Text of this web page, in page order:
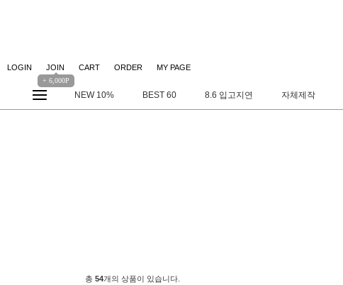
LOGIN JOIN
+ 6,000P
CART ORDER MY PAGE
NEW 10% BEST 60 8.6 입고지연 자체제작
총 54개의 상품이 있습니다.